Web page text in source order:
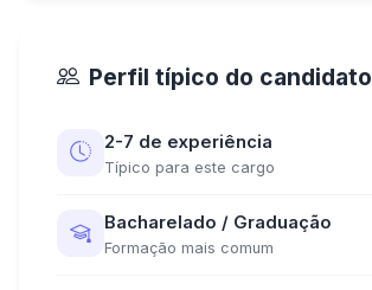
Perfil típico do candidato
2-7 de experiência
Típico para este cargo
Bacharelado / Graduação
Formação mais comum